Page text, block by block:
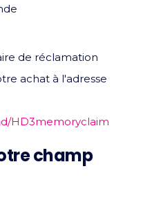
de réclamation
achat à l'adresse
HD3memoryclaim
champ